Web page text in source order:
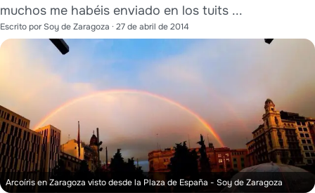
muchos me habéis enviado en los tuits ...
Escrito porSoy de Zaragoza · 27 de abril de 2014
Arcoíris en Zaragoza visto desde la Plaza de España - Soy de Zaragoza